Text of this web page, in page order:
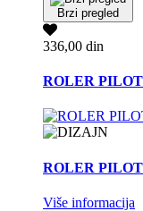
Brzi pregled
336,00 din
ROLER
ROLER
Više informacija